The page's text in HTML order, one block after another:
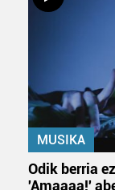
MUSIKA
Odik berria
'Amaaaa!'